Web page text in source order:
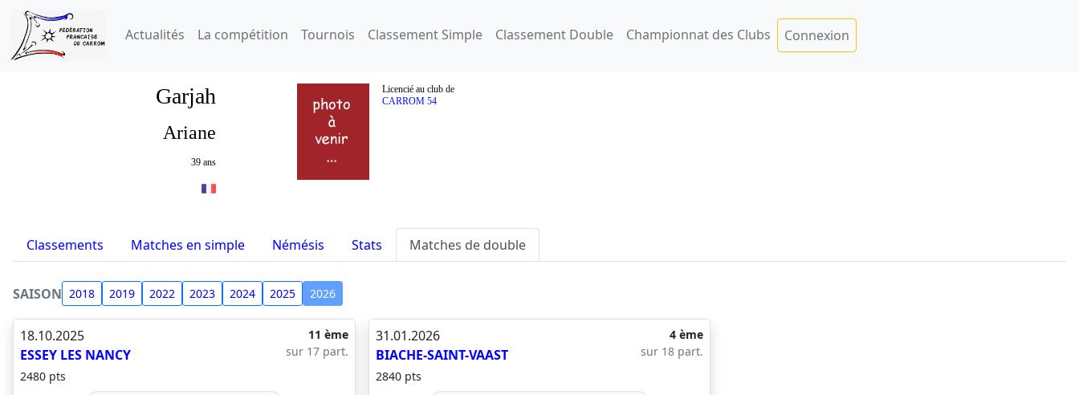
Actualités La compétition Tournois Classement Simple Classement Double Championnat des Clubs Connexion
Garjah
Licencié au club de
CARROM 54
Ariane
39 ans
Classements Matches en simple Némésis Stats Matches de double
SAISON 2018 2019 2022 2023 2024 2025 2026
18.10.2025
ESSEY LES NANCY
11 ème
sur 17 part.
2480 pts
31.01.2026
BIACHE-SAINT-VAAST
4 ème
sur 18 part.
2840 pts